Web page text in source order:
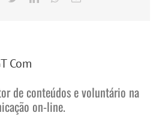
Com
de conteúdos e voluntário na
on-line.